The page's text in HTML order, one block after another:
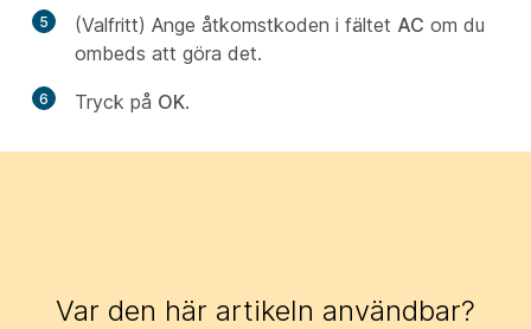
5 (Valfritt) Ange åtkomstkoden i fältet AC om du
ombeds att göra det.
6 Tryck på OK.
Var den här artikeln användbar?